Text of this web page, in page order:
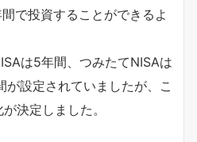
で投資することができるよ
は5年間、つみたてNISAは
設定されていましたが、こ
決定しました。